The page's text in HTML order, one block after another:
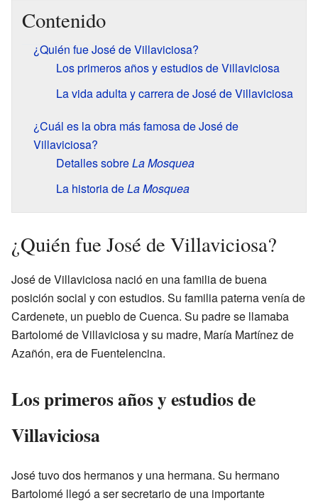
Contenido
¿Quién fue José de Villaviciosa?
Los primeros años y estudios de Villaviciosa
La vida adulta y carrera de José de Villaviciosa
¿Cuál es la obra más famosa de José de
Villaviciosa?
Detalles sobreLa Mosquea
La historia deLa Mosquea
¿Quién fue José de Villaviciosa?
José de Villaviciosa nació en una familia de buena
posición social y con estudios. Su familia paterna venía de
Cardenete, un pueblo de Cuenca. Su padre se llamaba
Bartolomé de Villaviciosa y su madre, María Martínez de
Azañón, era de Fuentelencina.
Los primeros años y estudios de
Villaviciosa
José tuvo dos hermanos y una hermana. Su hermano
Bartolomé llegó a ser secretario de una importante